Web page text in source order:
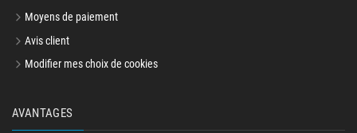
Moyens de paiement
Avis client
Modifier mes choix de cookies
AVANTAGES